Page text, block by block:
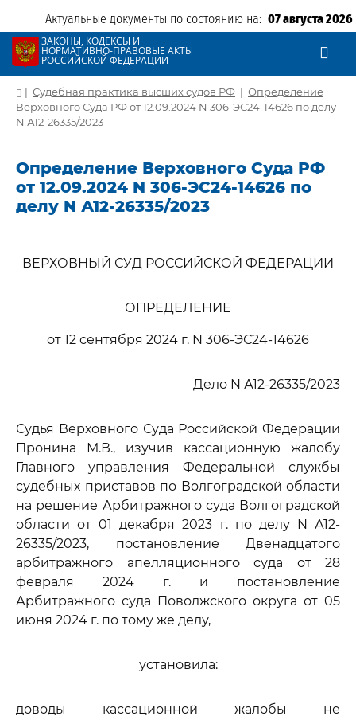
Актуальные документы по состоянию на: 07 августа 2026
ЗАКОНЫ, КОДЕКСЫ И
НОРМАТИВНО-ПРАВОВЫЕ АКТЫ
РОССИЙСКОЙ ФЕДЕРАЦИИ
| Судебная практика высших судов РФ | Определение
Верховного Суда РФ от 12.09.2024 N 306-ЭС24-14626 по делу
N А12-26335/2023
Определение Верховного Суда РФ
от 12.09.2024 N 306-ЭС24-14626 по
делу N А12-26335/2023
ВЕРХОВНЫЙ СУД РОССИЙСКОЙ ФЕДЕРАЦИИ
ОПРЕДЕЛЕНИЕ
от 12 сентября 2024 г. N 306-ЭС24-14626
Дело N А12-26335/2023
Судья Верховного Суда Российской Федерации
Пронина М.В., изучив кассационную жалобу
Главного управления Федеральной службы
судебных приставов по Волгоградской области
на решение Арбитражного суда Волгоградской
области от 01 декабря 2023 г. по делу N А12-
26335/2023, постановление Двенадцатого
арбитражного апелляционного суда от 28
февраля 2024 г. и постановление
Арбитражного суда Поволжского округа от 05
июня 2024 г. по тому же делу,
установила:
доводы кассационной жалобы не